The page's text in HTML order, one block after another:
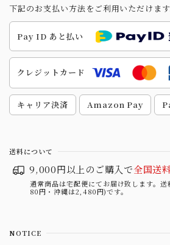
下記のお支払い方法をご利用いただけます
Pay ID あと払い
クレジットカード
キャリア決済 Amazon Pay
送料について
9,000円以上のご購入で全国送
通常商品は宅配便にてお届け致します。
80円・沖縄は2,480円)です。
NOTICE